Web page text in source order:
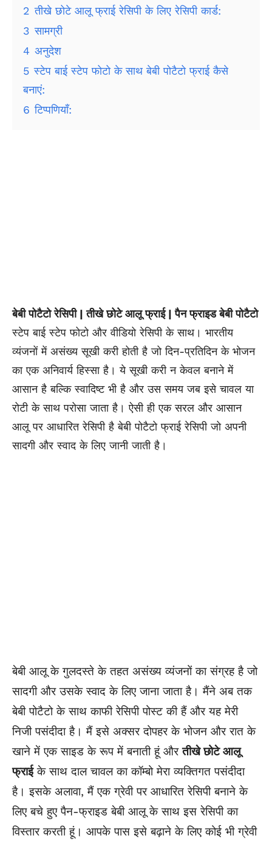
2 तीखे छोटे आलू फ्राई रेसिपी के लिए रेसिपी कार्ड:
3 सामग्री
4 अनुदेश
5 स्टेप बाई स्टेप फोटो के साथ बेबी पोटैटो फ्राई कैसे
बनाएं:
6 टिप्पणियाँ:
बेबी पोटैटो रेसिपी | तीखे छोटे आलू फ्राई | पैन फ्राइड बेबी पोटैटो
स्टेप बाई स्टेप फोटो और वीडियो रेसिपी के साथ। भारतीय
व्यंजनों में असंख्य सूखी करी होती है जो दिन-प्रतिदिन के भोजन
का एक अनिवार्य हिस्सा है। ये सूखी करी न केवल बनाने में
आसान है बल्कि स्वादिष्ट भी है और उस समय जब इसे चावल या
रोटी के साथ परोसा जाता है। ऐसी ही एक सरल और आसान
आलू पर आधारित रेसिपी है बेबी पोटैटो फ्राई रेसिपी जो अपनी
सादगी और स्वाद के लिए जानी जाती है।
बेबी आलू के गुलदस्ते के तहत असंख्य व्यंजनों का संग्रह है जो
सादगी और उसके स्वाद के लिए जाना जाता है। मैंने अब तक
बेबी पोटैटो के साथ काफी रेसिपी पोस्ट की हैं और यह मेरी
निजी पसंदीदा है। मैं इसे अक्सर दोपहर के भोजन और रात के
खाने में एक साइड के रूप में बनाती हूं औरतीखे छोटे आलू
फ्राईके साथ दाल चावल का कॉम्बो मेरा व्यक्तिगत पसंदीदा
है। इसके अलावा, मैं एक ग्रेवी पर आधारित रेसिपी बनाने के
लिए बचे हुए पैन-फ्राइड बेबी आलू के साथ इस रेसिपी का
विस्तार करती हूं। आपके पास इसे बढ़ाने के लिए कोई भी ग्रेवी